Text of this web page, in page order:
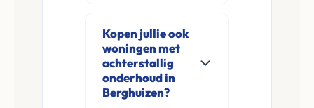
en zonder
makelaarskosten.
aanvraag en
eventuele korte
opname al binnen 24
tot 48 uur een
Kopen jullie ook
woningen met
achterstallig
onderhoud in
Berghuizen?